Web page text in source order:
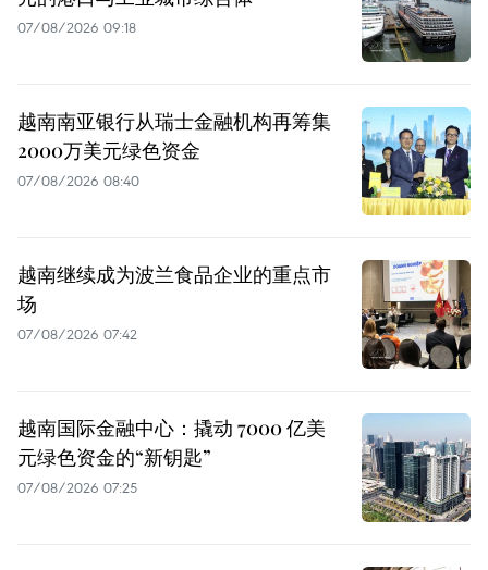
07/08/2026 09:18
越南南亚银行从瑞士金融机构再筹集
2000万美元绿色资金
07/08/2026 08:40
越南继续成为波兰食品企业的重点市
场
07/08/2026 07:42
越南国际金融中心：撬动 7000 亿美
元绿色资金的“新钥匙”
07/08/2026 07:25